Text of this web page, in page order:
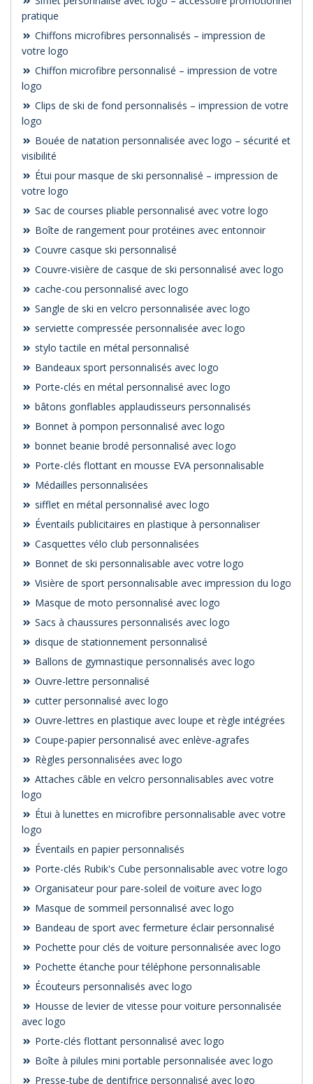
pratique
Chiffons microfibres personnalisés – impression de
votre logo
Chiffon microfibre personnalisé – impression de votre
logo
Clips de ski de fond personnalisés – impression de votre
logo
Bouée de natation personnalisée avec logo – sécurité et
visibilité
Étui pour masque de ski personnalisé – impression de
votre logo
Sac de courses pliable personnalisé avec votre logo
Boîte de rangement pour protéines avec entonnoir
Couvre casque ski personnalisé
Couvre-visière de casque de ski personnalisé avec logo
cache-cou personnalisé avec logo
Sangle de ski en velcro personnalisée avec logo
serviette compressée personnalisée avec logo
stylo tactile en métal personnalisé
Bandeaux sport personnalisés avec logo
Porte-clés en métal personnalisé avec logo
bâtons gonflables applaudisseurs personnalisés
Bonnet à pompon personnalisé avec logo
bonnet beanie brodé personnalisé avec logo
Porte-clés flottant en mousse EVA personnalisable
Médailles personnalisées
sifflet en métal personnalisé avec logo
Éventails publicitaires en plastique à personnaliser
Casquettes vélo club personnalisées
Bonnet de ski personnalisable avec votre logo
Visière de sport personnalisable avec impression du logo
Masque de moto personnalisé avec logo
Sacs à chaussures personnalisés avec logo
disque de stationnement personnalisé
Ballons de gymnastique personnalisés avec logo
Ouvre-lettre personnalisé
cutter personnalisé avec logo
Ouvre-lettres en plastique avec loupe et règle intégrées
Coupe-papier personnalisé avec enlève-agrafes
Règles personnalisées avec logo
Attaches câble en velcro personnalisables avec votre
logo
Étui à lunettes en microfibre personnalisable avec votre
logo
Éventails en papier personnalisés
Porte-clés Rubik's Cube personnalisable avec votre logo
Organisateur pour pare-soleil de voiture avec logo
Masque de sommeil personnalisé avec logo
Bandeau de sport avec fermeture éclair personnalisé
Pochette pour clés de voiture personnalisée avec logo
Pochette étanche pour téléphone personnalisable
Écouteurs personnalisés avec logo
Housse de levier de vitesse pour voiture personnalisée
avec logo
Porte-clés flottant personnalisé avec logo
Boîte à pilules mini portable personnalisée avec logo
Presse-tube de dentifrice personnalisé avec logo